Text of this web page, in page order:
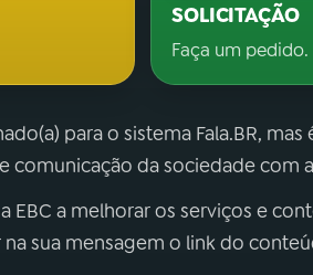
SOLICITAÇÃO
Faça um pedido.
para o sistema Fala.BR,
comunicação da sociedade com
EBC a melhorar os serviços e
sua mensagem o link do